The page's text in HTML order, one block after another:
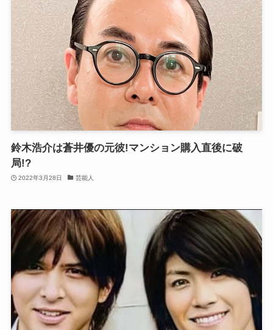
鈴木浩介は蒼井優の元彼!マンション購入直後に破
局!?
2022年3月28日 芸能人